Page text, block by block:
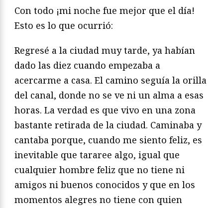
Con todo ¡mi noche fue mejor que el día!
Esto es lo que ocurrió:
Regresé a la ciudad muy tarde, ya habían
dado las diez cuando empezaba a
acercarme a casa. El camino seguía la orilla
del canal, donde no se ve ni un alma a esas
horas. La verdad es que vivo en una zona
bastante retirada de la ciudad. Caminaba y
cantaba porque, cuando me siento feliz, es
inevitable que tararee algo, igual que
cualquier hombre feliz que no tiene ni
amigos ni buenos conocidos y que en los
momentos alegres no tiene con quien